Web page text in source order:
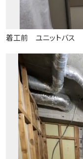
着工前 ユニットバス